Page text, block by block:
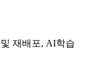
재배포, AI학습